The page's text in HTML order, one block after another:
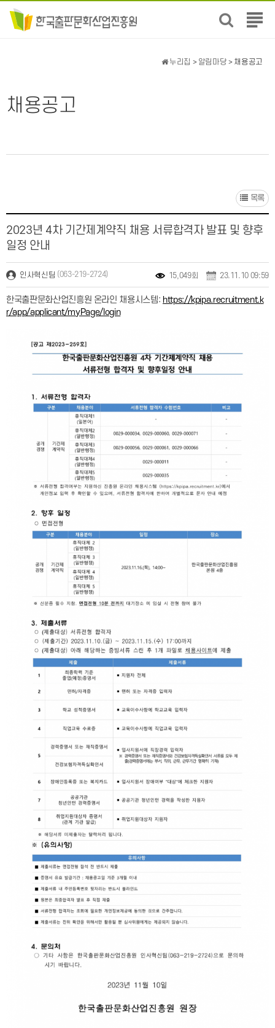
전
뉴
채용공고
누리집 > 알림마당 > 채용공고
목록
2023년 4차 기간제계약직 채용 서류합격자 발표 및 향후
일정 안내
인사혁신팀 (063-219-2724) 15,049회 23.11.10 09:59
한국출판문화산업진흥원 온라인 채용시스템: https://kpipa.recruitment.k
r/app/applicant/myPage/login